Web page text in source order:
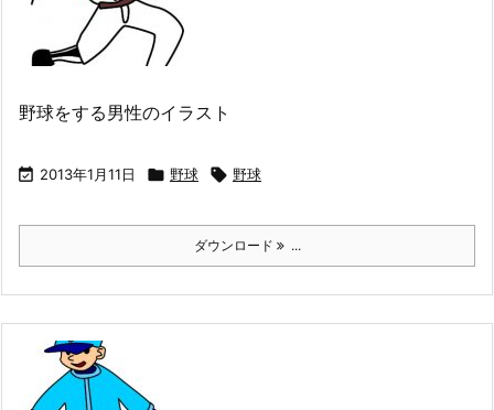
野球をする男性のイラスト
 2013年1月11日  野球  野球
ダウンロード ...